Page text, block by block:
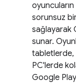
sorunsuz
sağlayarak
sunar.
tabletlerde,
PC'lerde
Google Play